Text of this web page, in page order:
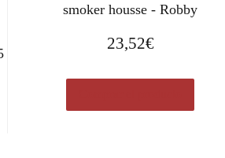
smoker housse - Robby
23,52€